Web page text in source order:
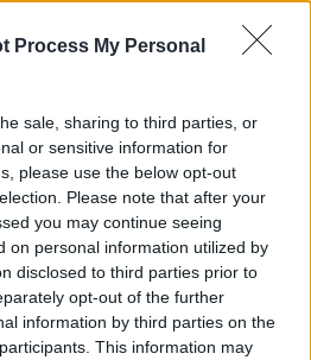
Process My Personal
sale, sharing to third parties, or
or sensitive information for
please use the below opt-out
Please note that after your
you may continue seeing
on personal information utilized by
disclosed to third parties prior to
opt-out of the further
information by third parties on the
This information may